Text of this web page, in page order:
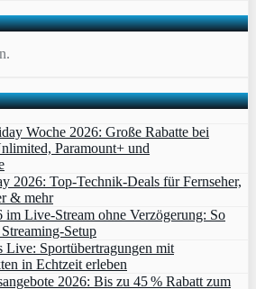
Woche 2026: Große Rabatte bei
Paramount+ und
2026: Top-Technik-Deals für Fernseher,
& mehr
Live-Stream ohne Verzögerung: So
Setup
Live: Sportübertragungen mit
in Echtzeit erleben
2026: Bis zu 45 % Rabatt zum